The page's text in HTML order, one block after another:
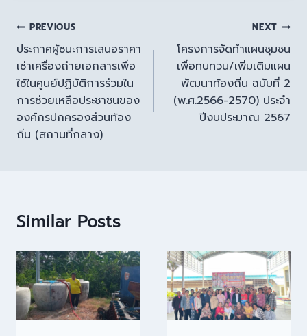
PREVIOUS
ประกาศผู้ชนะการเสนอราคา
เช่าเครื่องถ่ายเอกสารเพื่อ
ใช้ในศูนย์ปฏิบัติการร่วมใน
การช่วยเหลือประชาชนของ
องค์กรปกครองส่วนท้อง
ถิ่น (สถานที่กลาง)
NEXT
โครงการจัดทำแผนชุมชน
เพื่อทบทวน/เพิ่มเติมแผน
พัฒนาท้องถิ่น ฉบับที่ 2
(พ.ศ.2566-2570) ประจำ
ปีงบประมาณ 2567
Similar Posts